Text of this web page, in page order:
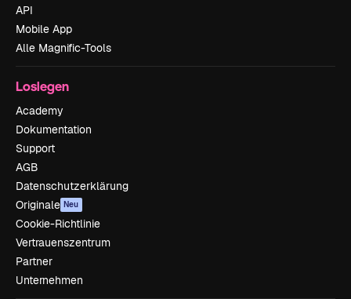
API
Mobile App
Alle Magnific-Tools
Loslegen
Academy
Dokumentation
Support
AGB
Datenschutzerklärung
Originale Neu
Cookie-Richtlinie
Vertrauenszentrum
Partner
Unternehmen